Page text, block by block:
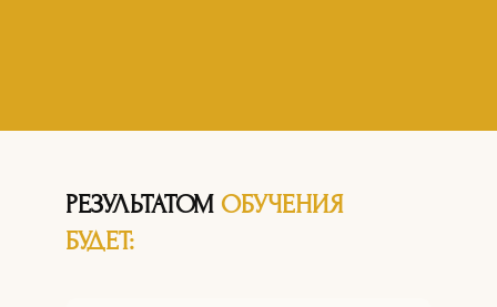
РЕЗУЛЬТАТОМ ОБУЧЕНИЯ
БУДЕТ: